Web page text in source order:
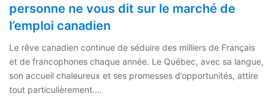
personne ne vous dit sur le marché de
l’emploi canadien
Le rêve canadien continue de séduire des milliers de Français
et de francophones chaque année. Le Québec, avec sa langue,
son accueil chaleureux et ses promesses d’opportunités, attire
tout particulièrement.…